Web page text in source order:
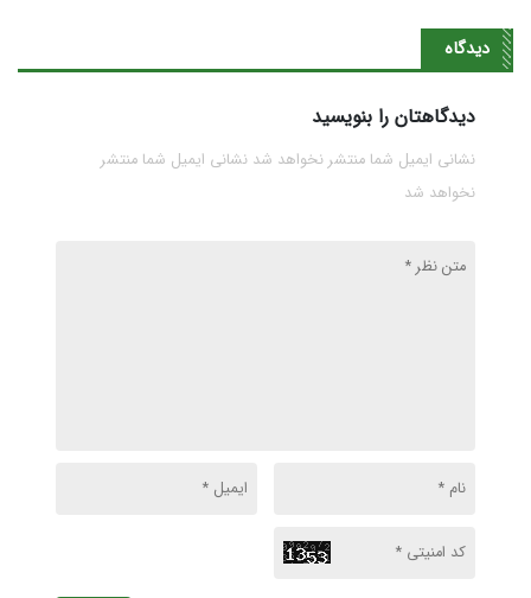
دیدگاه
دیدگاهتان را بنویسید
نشانی ایمیل شما منتشر نخواهد شد نشانی ایمیل شما منتشر
نخواهد شد